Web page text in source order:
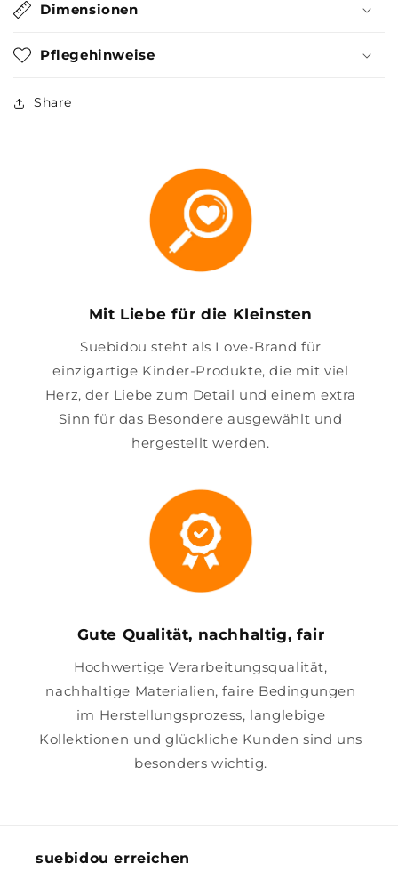
Dimensionen
Pflegehinweise
Share
Mit Liebe für die Kleinsten
Suebidou steht als Love-Brand für
einzigartige Kinder-Produkte, die mit viel
Herz, der Liebe zum Detail und einem extra
Sinn für das Besondere ausgewählt und
hergestellt werden.
Gute Qualität, nachhaltig, fair
Hochwertige Verarbeitungsqualität,
nachhaltige Materialien, faire Bedingungen
im Herstellungsprozess, langlebige
Kollektionen und glückliche Kunden sind uns
besonders wichtig.
suebidou erreichen